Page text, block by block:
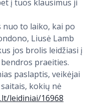
į tuos klausimus ji
nuo to laiko, kai po
Liusė Lamb
jos brolis leidžiasi į
praeities.
paslaptis, veikėjai
kokių nė
leidiniai/16968